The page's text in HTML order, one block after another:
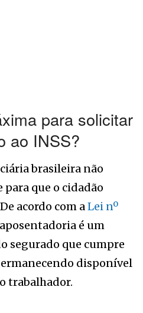
para solicitar
ao INSS?
brasileira não
que o cidadão
acordo com aLei nº
é um
segurado que cumpre
disponível
trabalhador.